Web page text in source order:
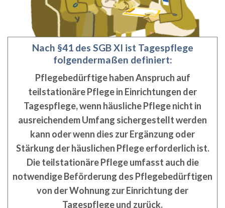
Nach §41 des SGB XI ist Tagespflege
folgendermaßen definiert:
Pflegebedürftige haben Anspruch auf
teilstationäre Pflege in Einrichtungen der
Tagespflege, wenn häusliche Pflege nicht in
ausreichendem Umfang sichergestellt werden
kann oder wenn dies zur Ergänzung oder
Stärkung der häuslichen Pflege erforderlich ist.
Die teilstationäre Pflege umfasst auch die
notwendige Beförderung des Pflegebedürftigen
von der Wohnung zur Einrichtung der
Tagespflege und zurück.